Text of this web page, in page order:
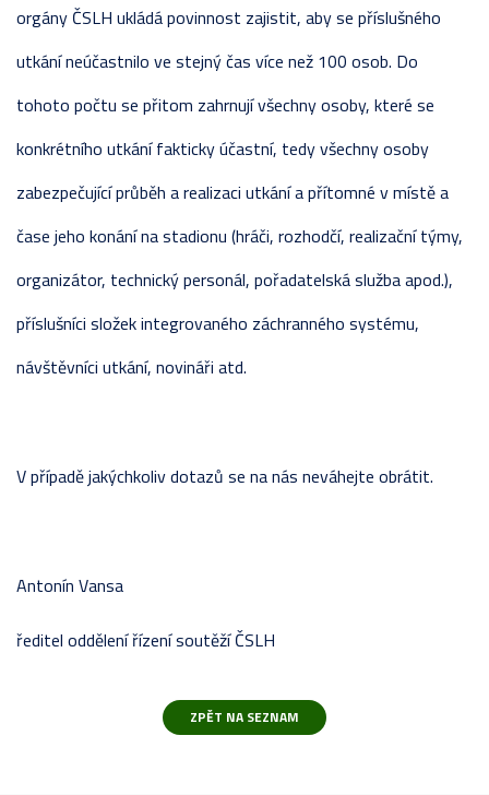
orgány ČSLH ukládá povinnost zajistit, aby se příslušného
utkání neúčastnilo ve stejný čas více než 100 osob. Do
tohoto počtu se přitom zahrnují všechny osoby, které se
konkrétního utkání fakticky účastní, tedy všechny osoby
zabezpečující průběh a realizaci utkání a přítomné v místě a
čase jeho konání na stadionu (hráči, rozhodčí, realizační týmy,
organizátor, technický personál, pořadatelská služba apod.),
příslušníci složek integrovaného záchranného systému,
návštěvníci utkání, novináři atd.
V případě jakýchkoliv dotazů se na nás neváhejte obrátit.
Antonín Vansa
ředitel oddělení řízení soutěží ČSLH